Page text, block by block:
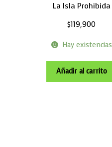
La Isla Prohibida
$119,900
Hay existencias
Añadir al carrito